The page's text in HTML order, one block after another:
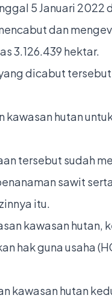
5 Januari 2022
dan
3.126.439 hektar.
dicabut
kawasan hutan
tersebut sudah
sawit
itu.
kawasan hutan,
hak guna usaha
kawasan hutan